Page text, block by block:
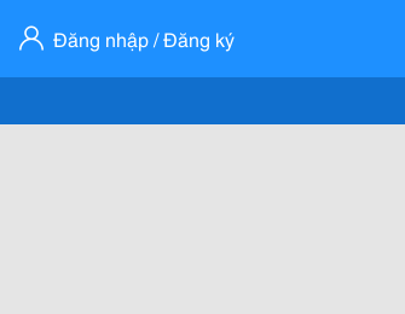
Đăng nhập / Đăng ký